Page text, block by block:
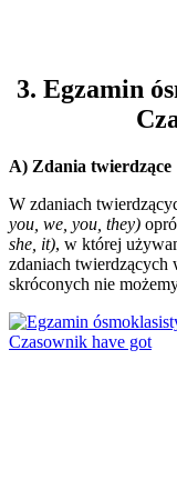
3. Egzamin
A) Zdania twierdzące
W zdaniach
you, we, you, they)
she, it), w której
zdaniach twierdzących
skróconych nie